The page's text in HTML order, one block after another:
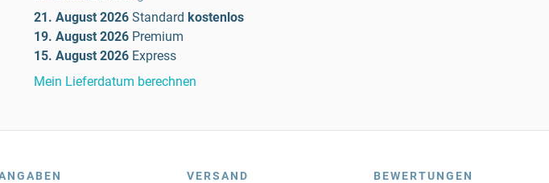
21. August 2026 Standard kostenlos
19. August 2026 Premium
15. August 2026 Express
Mein Lieferdatum berechnen
VERSAND BEWERTUNGEN